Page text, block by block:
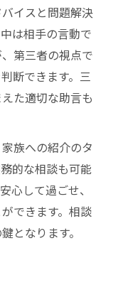
イスと問題解決
は相手の言動で
第三者の視点で
断できます。三
た適切な助言も
族への紹介のタ
的な相談も可能
心して過ごせ、
できます。相談
となります。